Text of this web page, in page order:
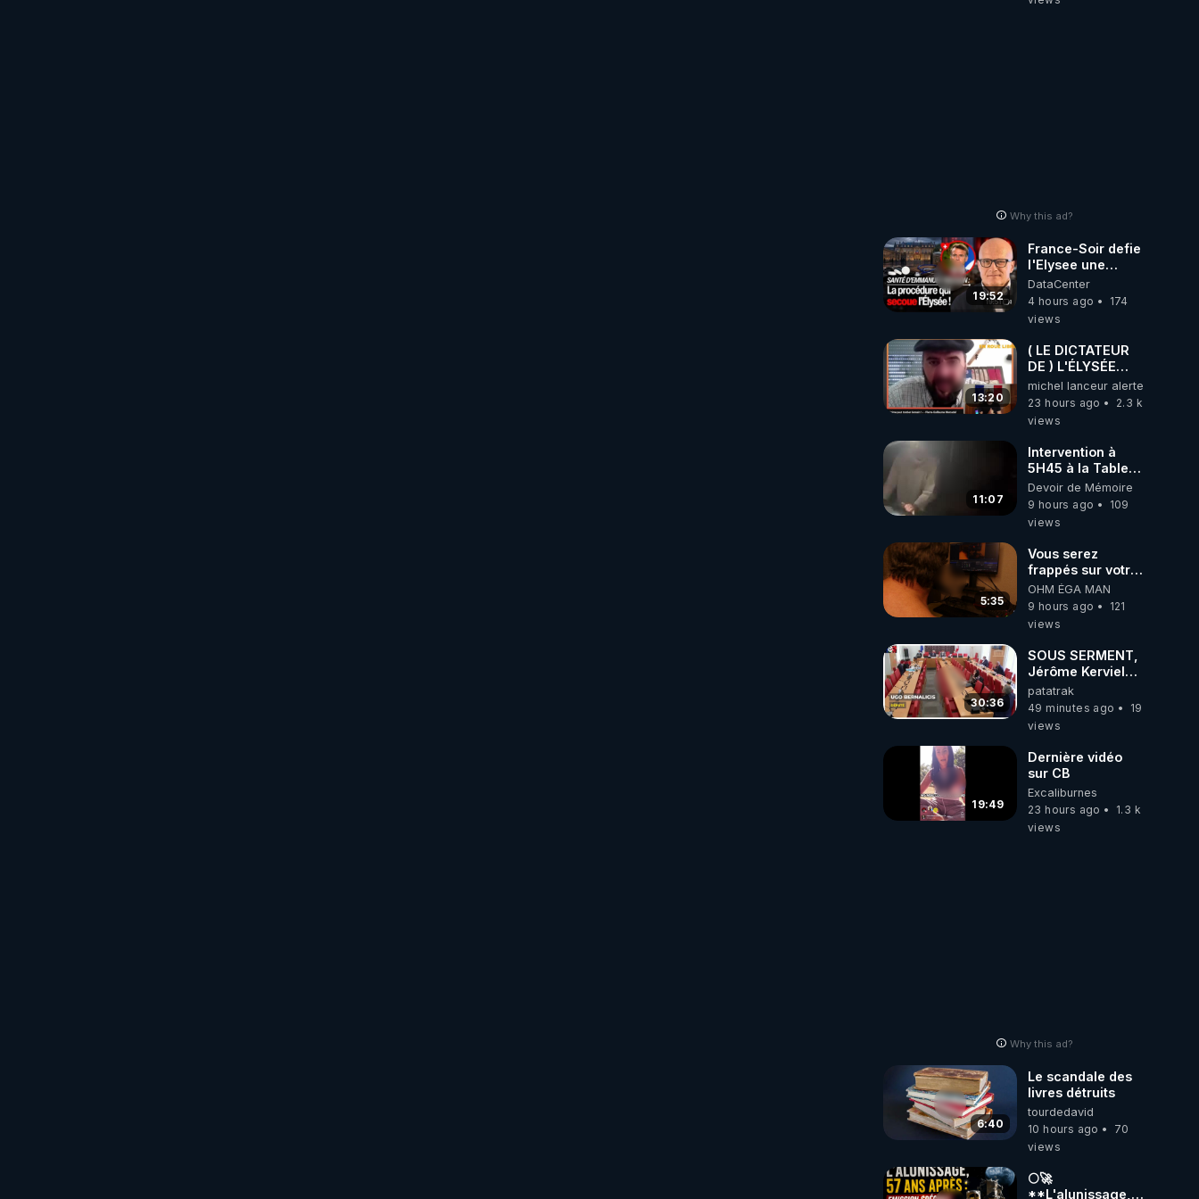
Why this ad?
19:52
France-Soir defie
l'Elysee une
procedure inedite
sur la sante du
president - Nexus
DataCenter
4 hours ago
174
views
13:20
( LE DICTATEUR
DE ) L'ÉLYSÉE
PANIQUE : PIERRE
GUILLAUME
MERCADAL
michel lanceur alerte
23 hours ago
2.3 k
views
11:07
Intervention à
5H45 à la Table
de Gaya, chez
Kyria et Manu.
6/08/2026
Devoir de Mémoire
9 hours ago
109
views
5:35
Vous serez
frappés sur votre
sol européens par
la faute des
dirigeants qui
le nez
OHM ÉGA MAN
9 hours ago
121
views
30:36
SOUS SERMENT,
Jérôme Kerviel
balance tout à
l'Assemblée !
patatrak
49 minutes ago
19
views
19:49
Dernière vidéo
sur CB
Excaliburnes
23 hours ago
1.3 k
views
Why this ad?
6:40
Le scandale des
livres détruits
tourdedavid
10 hours ago
70
views
🌕🚀
**L'alunissage,